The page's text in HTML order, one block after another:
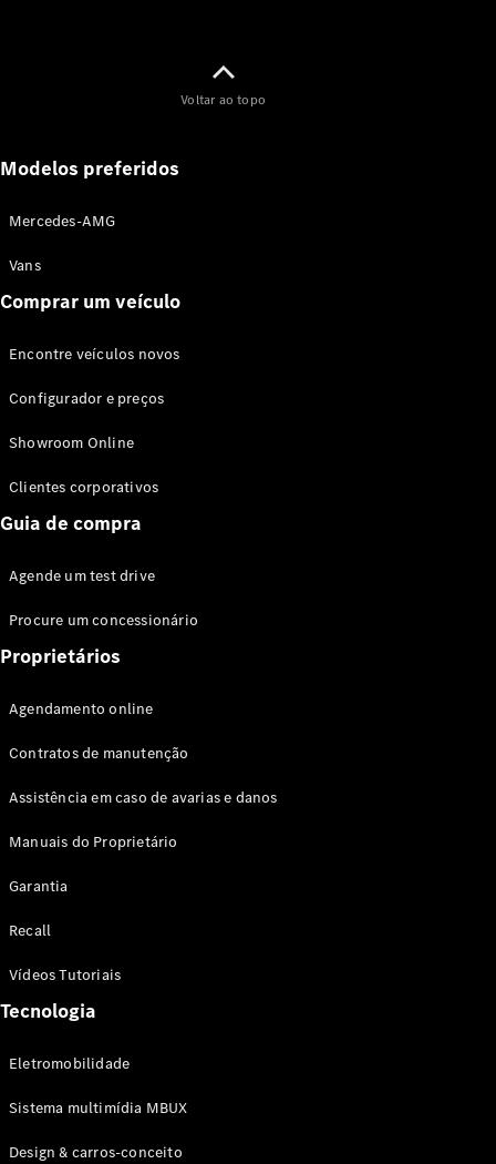
Voltar ao topo
Modelos preferidos
Mercedes-AMG
Vans
Comprar um veículo
Encontre veículos novos
Configurador e preços
Showroom Online
Clientes corporativos
Guia de compra
Agende um test drive
Procure um concessionário
Proprietários
Agendamento online
Contratos de manutenção
Assistência em caso de avarias e danos
Manuais do Proprietário
Garantia
Recall
Vídeos Tutoriais
Tecnologia
Eletromobilidade
Sistema multimídia MBUX
Design & carros-conceito